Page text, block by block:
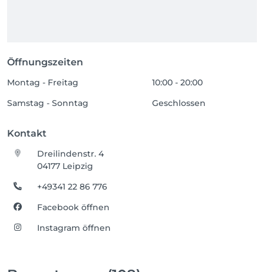
Öffnungszeiten
Montag - Freitag
10:00 - 20:00
Samstag - Sonntag
Geschlossen
Kontakt
Dreilindenstr. 4
04177 Leipzig
+49341 22 86 776
Facebook öffnen
Instagram öffnen